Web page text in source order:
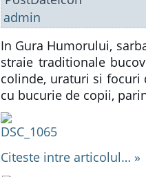
admin
In Gura Humorului,
straie traditionale
colinde, uraturi si focuri
cu bucurie de copii,
Citeste intre articolul… »